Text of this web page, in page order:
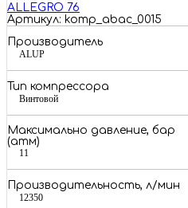
ALLEGRO 76
Артикул: komp_abac_0015
Производитель
ALUP
Тип компрессора
Винтовой
Максимально давление, бар
(атм)
11
Производительность, л/мин
12350